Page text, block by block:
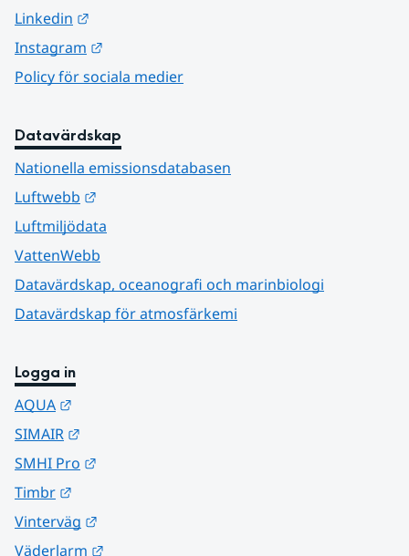
Linkedin
Instagram
Policy för sociala medier
Datavärdskap
Nationella emissionsdatabasen
Luftwebb
Luftmiljödata
VattenWebb
Datavärdskap, oceanografi och marinbiologi
Datavärdskap för atmosfärkemi
Logga in
AQUA
SIMAIR
SMHI Pro
Timbr
Vinterväg
Väderlarm